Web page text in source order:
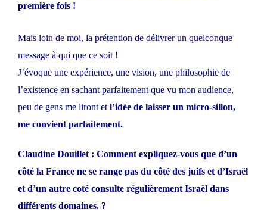
première fois !
Mais loin de moi, la prétention de délivrer un quelconque
message à qui que ce soit !
J’évoque une expérience, une vision, une philosophie de
l’existence en sachant parfaitement que vu mon audience,
peu de gens me liront et l’idée de laisser un micro-sillon,
me convient parfaitement.
Claudine Douillet : Comment expliquez-vous que d’un
côté la France ne se range pas du côté des juifs et d’Israël
et d’un autre coté consulte régulièrement Israël dans
différents domaines. ?